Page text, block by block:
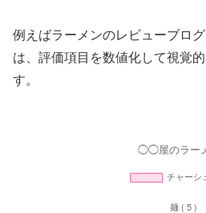
例えばラーメンのレビューブロ
は、評価項目を数値化して視覚
す。